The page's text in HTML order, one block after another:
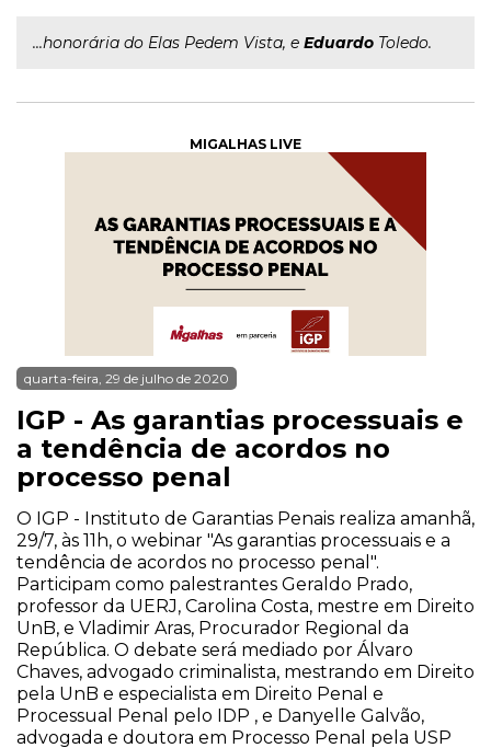
...honorária do Elas Pedem Vista, e Eduardo Toledo.
MIGALHAS LIVE
quarta-feira, 29 de julho de 2020
IGP - As garantias processuais e
a tendência de acordos no
processo penal
O IGP - Instituto de Garantias Penais realiza amanhã,
29/7, às 11h, o webinar "As garantias processuais e a
tendência de acordos no processo penal".
Participam como palestrantes Geraldo Prado,
professor da UERJ, Carolina Costa, mestre em Direito
UnB, e Vladimir Aras, Procurador Regional da
República. O debate será mediado por Álvaro
Chaves, advogado criminalista, mestrando em Direito
pela UnB e especialista em Direito Penal e
Processual Penal pelo IDP , e Danyelle Galvão,
advogada e doutora em Processo Penal pela USP